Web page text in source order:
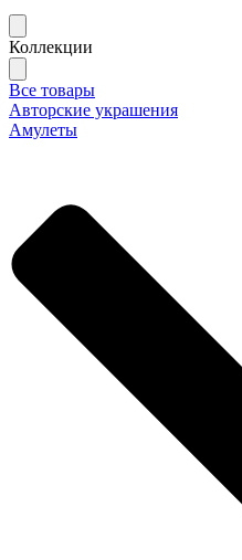
Коллекции
Все товары
Авторские украшения
Амулеты